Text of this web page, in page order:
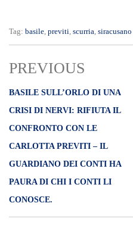
Tag: basile, previti, scurria, siracusano
PREVIOUS
BASILE SULL’ORLO DI UNA
CRISI DI NERVI: RIFIUTA IL
CONFRONTO CON LE
CARLOTTA PREVITI – IL
GUARDIANO DEI CONTI HA
PAURA DI CHI I CONTI LI
CONOSCE.